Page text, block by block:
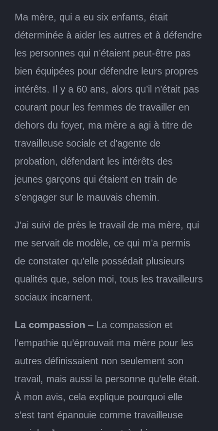
Ma mère, qui a eu six enfants, était
déterminée à aider les autres et à défendre
les personnes qui n’étaient peut-être pas
bien équipées pour défendre leurs propres
intérêts. Il y a 60 ans, alors qu’il n’était pas
courant pour les femmes de travailler en
dehors du foyer, ma mère a agi à titre de
travailleuse sociale et d’agente de
probation, défendant les intérêts des
jeunes garçons qui étaient en train de
s’engager sur le mauvais chemin.
J’ai suivi de près le travail de ma mère, qui
me servait de modèle, ce qui m’a permis
de constater qu’elle possédait plusieurs
qualités que, selon moi, tous les travailleurs
sociaux incarnent.
La compassion – La compassion et
l’empathie qu’éprouvait ma mère pour les
autres définissaient non seulement son
travail, mais aussi la personne qu’elle était.
À mon avis, cela explique pourquoi elle
s’est tant épanouie comme travailleuse